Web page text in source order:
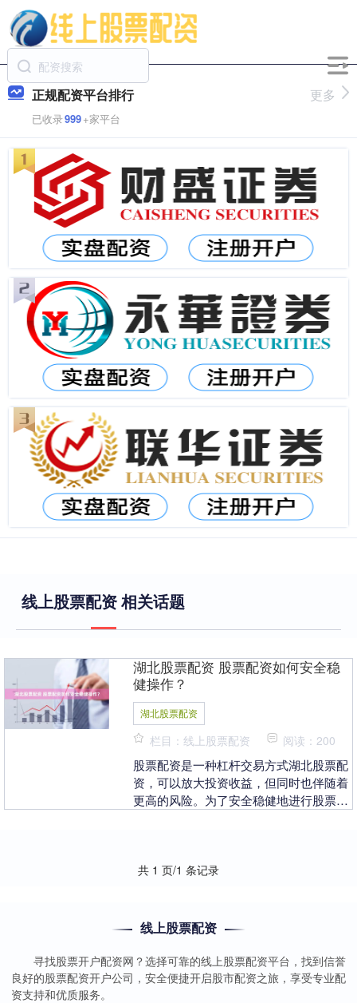
正规配资平台排行
已收录999+家平台
更多
线上股票配资 相关话题
湖北股票配资 股票配资如何安全稳
健操作？
湖北股票配资
栏目：线上股票配资 阅读：200
股票配资是一种杠杆交易方式湖北股票配
资，可以放大投资收益，但同时也伴随着
更高的风险。为了安全稳健地进行股票配
共 1 页/1 条记录
线上股票配资
寻找股票开户配资网？选择可靠的线上股票配资平台，找到信誉
良好的股票配资开户公司，安全便捷开启股市配资之旅，享受专业配
资支持和优质服务。